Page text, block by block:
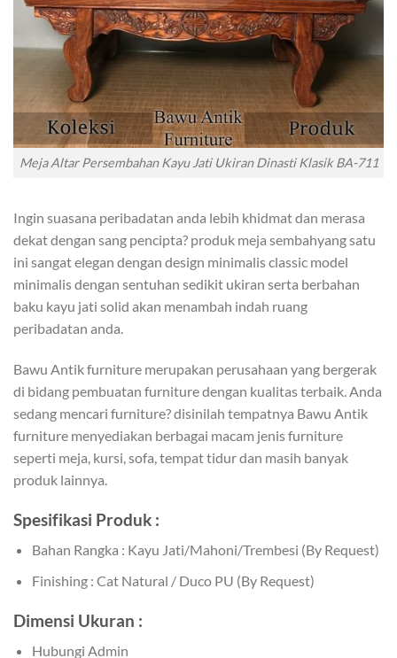
Meja Altar Persembahan Kayu Jati Ukiran Dinasti Klasik BA-711
Ingin suasana peribadatan anda lebih khidmat dan merasa
dekat dengan sang pencipta? produk meja sembahyang satu
ini sangat elegan dengan design minimalis classic model
minimalis dengan sentuhan sedikit ukiran serta berbahan
baku kayu jati solid akan menambah indah ruang
peribadatan anda.
Bawu Antik furniture merupakan perusahaan yang bergerak
di bidang pembuatan furniture dengan kualitas terbaik. Anda
sedang mencari furniture? disinilah tempatnya Bawu Antik
furniture menyediakan berbagai macam jenis furniture
seperti meja, kursi, sofa, tempat tidur dan masih banyak
produk lainnya.
Spesifikasi Produk :
Bahan Rangka : Kayu Jati/Mahoni/Trembesi (By Request)
Finishing : Cat Natural / Duco PU (By Request)
Dimensi Ukuran :
Hubungi Admin